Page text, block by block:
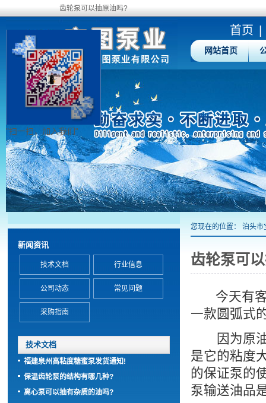
齿轮泵可以抽原油吗?
首页
网站首页
您现在的位置： 泊头市
齿轮泵可
今天有客
一款圆弧式
因为原油
是它的粘度
的保证泵的
泵输送油品
新闻资讯
技术文档 行业信息
公司动态 常见问题
采购指南
技术文档
福建泉州高粘度糖蜜泵发货通知!
保温齿轮泵的结构有哪几种?
离心泵可以抽有杂质的油吗?
"扫一扫，加入我们"